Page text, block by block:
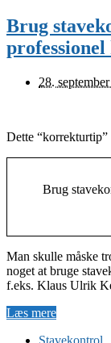
Brug
28.
Dette “korrekturtip”
Brug
Man skulle måske
noget at bruge
f.eks. Klaus Ulrik
Læs mere
Stavekontrol